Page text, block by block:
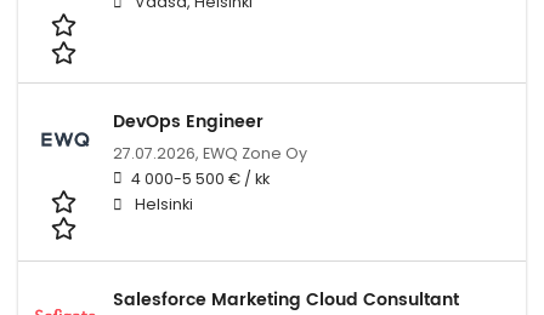
DevOps Engineer
27.07.2026, EWQ Zone Oy
4 000-5 500 € / kk
Helsinki
Salesforce Marketing Cloud Consultant